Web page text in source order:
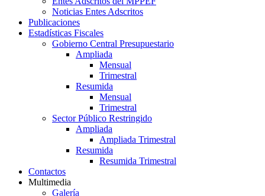
Noticias Entes Adscritos
Publicaciones
Estadísticas Fiscales
Gobierno Central Presupuestario
Ampliada
Mensual
Trimestral
Resumida
Mensual
Trimestral
Sector Público Restringido
Ampliada
Ampliada Trimestral
Resumida
Resumida Trimestral
Contactos
Multimedia
Galería